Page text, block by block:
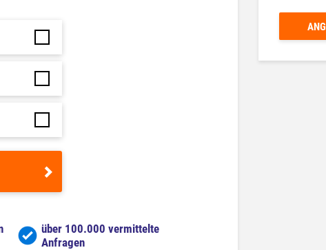
über 100.000 vermittelte
Anfragen